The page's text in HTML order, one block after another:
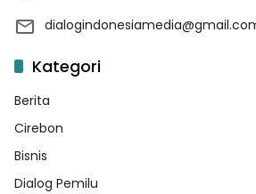
Kategori
Berita
Cirebon
Bisnis
Dialog Pemilu